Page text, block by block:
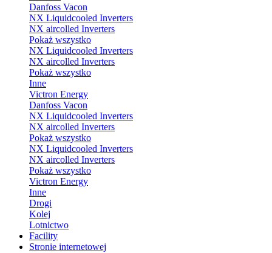
Danfoss Vacon
NX Liquidcooled Inverters
NX aircolled Inverters
Pokaż wszystko
NX Liquidcooled Inverters
NX aircolled Inverters
Pokaż wszystko
Inne
Victron Energy
Danfoss Vacon
NX Liquidcooled Inverters
NX aircolled Inverters
Pokaż wszystko
NX Liquidcooled Inverters
NX aircolled Inverters
Pokaż wszystko
Victron Energy
Inne
Drogi
Kolej
Lotnictwo
Facility
Stronie internetowej